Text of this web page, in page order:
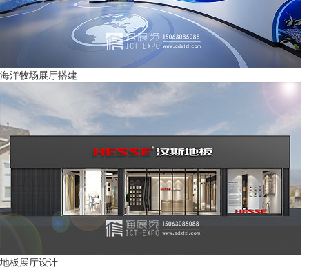
海洋牧场展厅搭建
地板展厅设计